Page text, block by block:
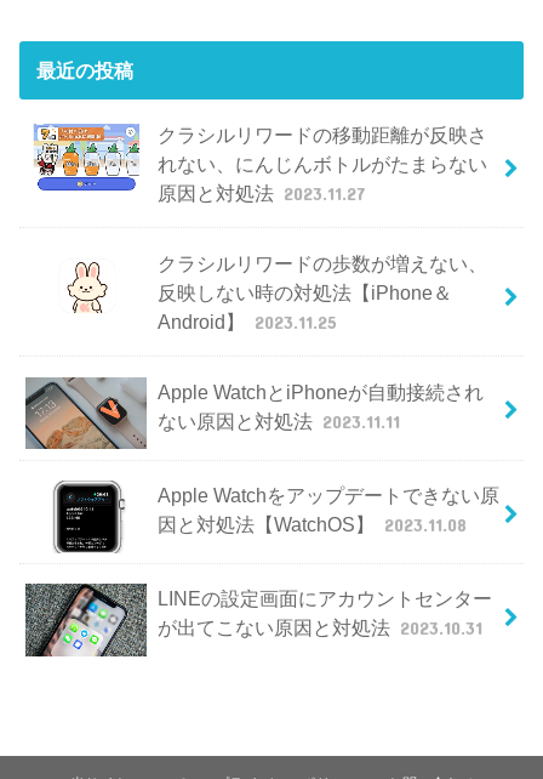
最近の投稿
クラシルリワードの移動距離が反映さ
れない、にんじんボトルがたまらない
原因と対処法 2023.11.27
クラシルリワードの歩数が増えない、
反映しない時の対処法【iPhone＆
Android】
2023.11.25
Apple WatchとiPhoneが自動接続され
ない原因と対処法 2023.11.11
Apple Watchをアップデートできない原
因と対処法【WatchOS】
2023.11.08
LINEの設定画面にアカウントセンター
が出てこない原因と対処法 2023.10.31